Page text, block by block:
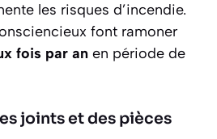
les risques d’incendie.
font ramoner
fois par an en période de
joints et des pièces